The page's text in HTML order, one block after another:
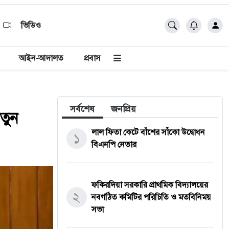
ভিডিও
আইন-আদালত প্রবাস
সর্বশেষ জনপ্রিয়
১
লাল ফিতা কেটে বাঁশের সাঁকো উদ্বোধন
বিএনপি নেতার
২
ফকিরদিয়া সরকারি প্রাথমিক বিদ্যালয়ের
নবগঠিত কমিটির পরিচিতি ও মতবিনিময়
সভা